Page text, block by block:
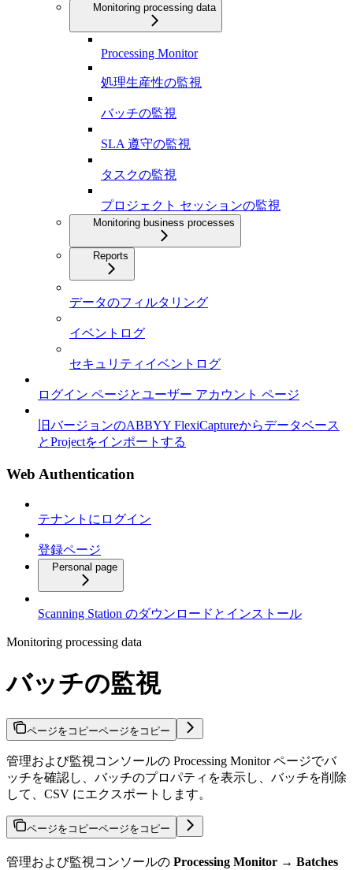
Monitoring processing data
Processing Monitor
処理生産性の監視
バッチの監視
SLA 遵守の監視
タスクの監視
プロジェクト セッションの監視
Monitoring business processes
Reports
データのフィルタリング
イベントログ
セキュリティイベントログ
ログイン ページとユーザー アカウント ページ
旧バージョンのABBYY FlexiCaptureからデータベース
とProjectをインポートする
Web Authentication
テナントにログイン
登録ページ
Personal page
Scanning Station のダウンロードとインストール
Monitoring processing data
バッチの監視
ページをコピーページをコピー
管理および監視コンソールの Processing Monitor ページでバ
ッチを確認し、バッチのプロパティを表示し、バッチを削除
して、CSV にエクスポートします。
ページをコピーページをコピー
管理および監視コンソールの Processing Monitor → Batches